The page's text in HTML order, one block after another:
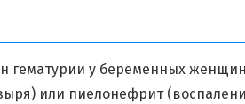
гематурии у беременных
или пиелонефрит